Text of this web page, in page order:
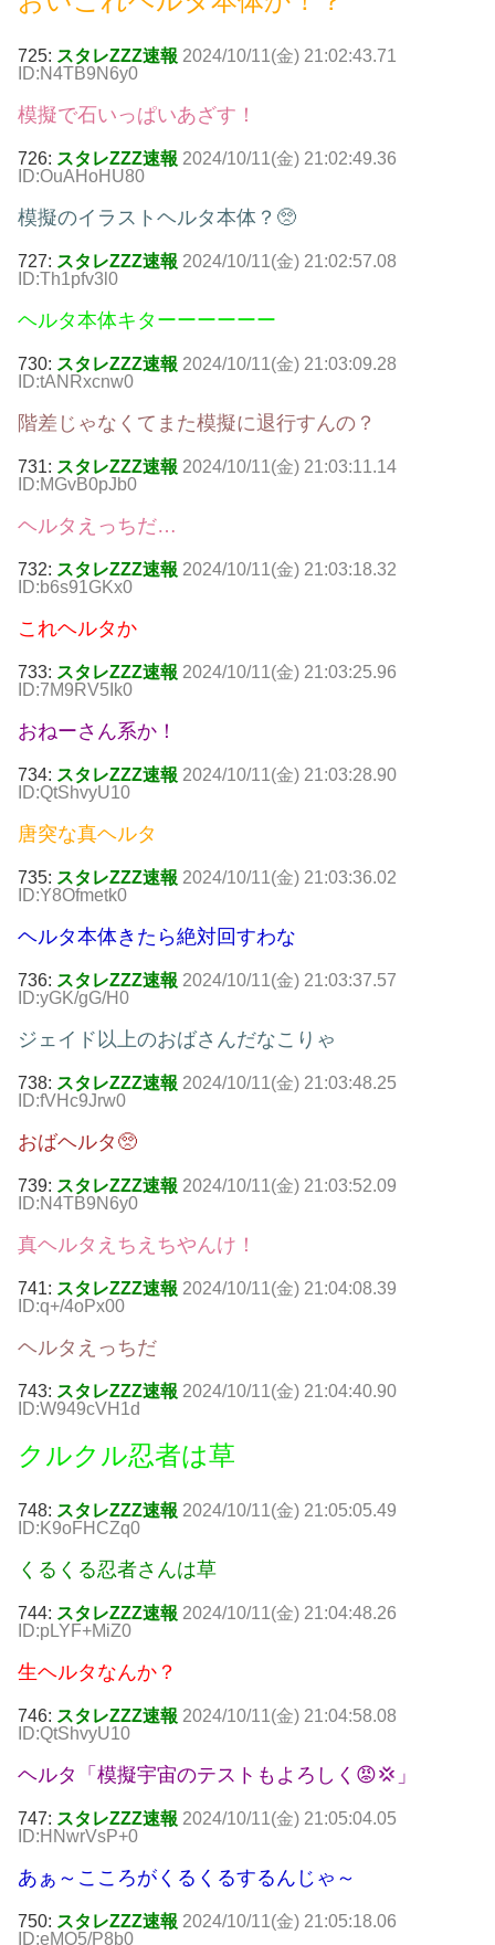
725: スタレZZZ速報 2024/10/11(金) 21:02:43.71
ID:N4TB9N6y0
模擬で石いっぱいあざす！
726: スタレZZZ速報 2024/10/11(金) 21:02:49.36
ID:OuAHoHU80
模擬のイラストヘルタ本体？🥺
727: スタレZZZ速報 2024/10/11(金) 21:02:57.08
ID:Th1pfv3l0
ヘルタ本体キターーーーーー
730: スタレZZZ速報 2024/10/11(金) 21:03:09.28
ID:tANRxcnw0
階差じゃなくてまた模擬に退行すんの？
731: スタレZZZ速報 2024/10/11(金) 21:03:11.14
ID:MGvB0pJb0
ヘルタえっちだ…
732: スタレZZZ速報 2024/10/11(金) 21:03:18.32
ID:b6s91GKx0
これヘルタか
733: スタレZZZ速報 2024/10/11(金) 21:03:25.96
ID:7M9RV5Ik0
おねーさん系か！
734: スタレZZZ速報 2024/10/11(金) 21:03:28.90
ID:QtShvyU10
唐突な真ヘルタ
735: スタレZZZ速報 2024/10/11(金) 21:03:36.02
ID:Y8Ofmetk0
ヘルタ本体きたら絶対回すわな
736: スタレZZZ速報 2024/10/11(金) 21:03:37.57
ID:yGK/gG/H0
ジェイド以上のおばさんだなこりゃ
738: スタレZZZ速報 2024/10/11(金) 21:03:48.25
ID:fVHc9Jrw0
おばヘルタ🥺
739: スタレZZZ速報 2024/10/11(金) 21:03:52.09
ID:N4TB9N6y0
真ヘルタえちえちやんけ！
741: スタレZZZ速報 2024/10/11(金) 21:04:08.39
ID:q+/4oPx00
ヘルタえっちだ
743: スタレZZZ速報 2024/10/11(金) 21:04:40.90
ID:W949cVH1d
クルクル忍者は草
748: スタレZZZ速報 2024/10/11(金) 21:05:05.49
ID:K9oFHCZq0
くるくる忍者さんは草
744: スタレZZZ速報 2024/10/11(金) 21:04:48.26
ID:pLYF+MiZ0
生ヘルタなんか？
746: スタレZZZ速報 2024/10/11(金) 21:04:58.08
ID:QtShvyU10
ヘルタ「模擬宇宙のテストもよろしく😡💢」
747: スタレZZZ速報 2024/10/11(金) 21:05:04.05
ID:HNwrVsP+0
あぁ～こころがくるくるするんじゃ～
750: スタレZZZ速報 2024/10/11(金) 21:05:18.06
ID:eMO5/P8b0